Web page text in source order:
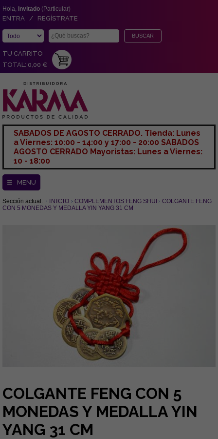
Hola, Invitado (Particular)
ENTRA / REGÍSTRATE
TU CARRITO
TOTAL: 0,00 €
SABADOS DE AGOSTO CERRADO. Tienda: Lunes
a Viernes: 10:00 - 14:00 y 17:00 - 20:00 SABADOS
AGOSTO CERRADO Mayoristas: Lunes a Viernes:
10 - 18:00
☰ MENU
Sección actual: INICIO COMPLEMENTOS FENG SHUI
COLGANTE FENG
CON 5 MONEDAS Y MEDALLA YIN YANG 31 CM
COLGANTE FENG CON 5
MONEDAS Y MEDALLA YIN
YANG 31 CM